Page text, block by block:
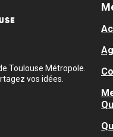
Toulouse Métropole.
vos idées.